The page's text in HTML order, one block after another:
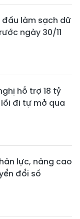
đấu làm sạch dữ
ngày 30/11
hỗ trợ 18 tỷ
đi tự mở qua
lực, nâng cao
đổi số